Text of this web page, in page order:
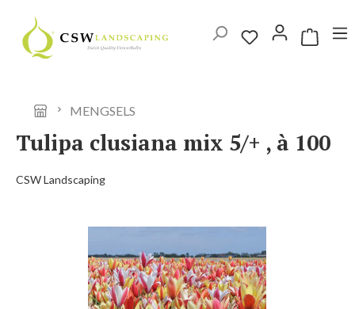
Ga naar de hoofdinhoud
MENGSELS
Tulipa clusiana mix 5/+ , à 100
CSW Landscaping
Afbeeldingengalerij overslaan